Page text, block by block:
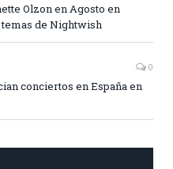
Olzon en Agosto en
de Nightwish
0
conciertos en España en